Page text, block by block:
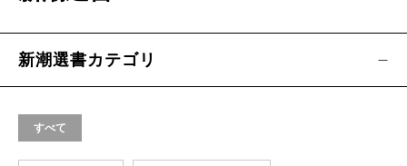
新潮選書カテゴリ
すべて